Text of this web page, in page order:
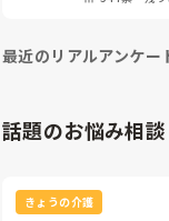
対策はして
最近のリアルアンケー
話題のお悩み相談
きょうの介護